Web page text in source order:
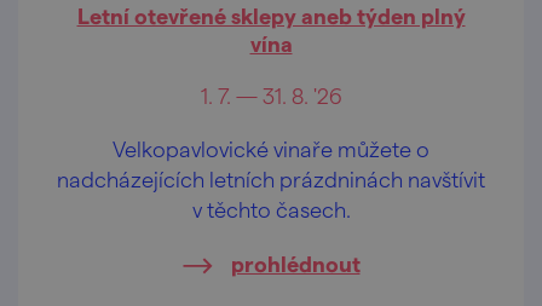
Letní otevřené sklepy aneb týden plný
vína
1. 7. — 31. 8. '26
Velkopavlovické vinaře můžete o
nadcházejících letních prázdninách navštívit
v těchto časech.
prohlédnout